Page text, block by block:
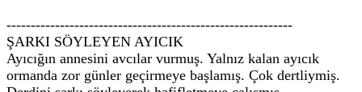
-----------------------------------------------------------
ŞARKI SÖYLEYEN AYICIK
Ayıcığın annesini avcılar vurmuş. Yalnız kalan ayıcık
ormanda zor günler geçirmeye başlamış. Çok dertliymiş.